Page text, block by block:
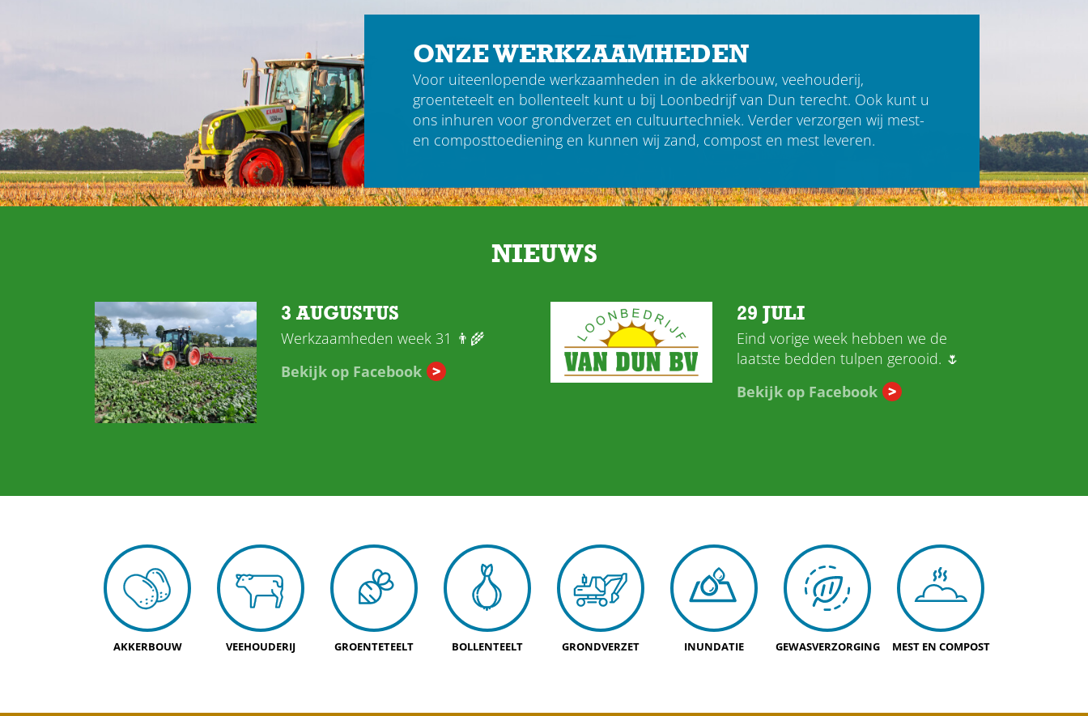
ONZE WERKZAAMHEDEN
Voor uiteenlopende werkzaamheden in de akkerbouw, veehouderij,
groenteteelt en bollenteelt kunt u bij Loonbedrijf van Dun terecht. Ook kunt u
ons inhuren voor grondverzeten cultuurtechniek. Verder verzorgen wij mest-
en composttoedieningen kunnen wij zand, compost en mest leveren.
NIEUWS
3 AUGUSTUS
Werkzaamheden week 31 👨‍🌾
Bekijk op Facebook
29 JULI
Eind vorige week hebben we de
laatste bedden tulpen gerooid. 🌷
Bekijk op Facebook
AKKERBOUW VEEHOUDERIJ GROENTETEELT BOLLENTEELT GRONDVERZET INUNDATIE GEWASVERZORGING MEST EN COMPOST